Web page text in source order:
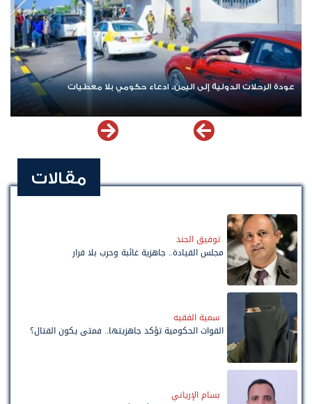
عودة الرحلات الدولية إلى اليمن.. ادعاء حكومي بلا معطيات
مقالات
توفيق الجند
مجلس القيادة.. جاهزية غائبة وحرب بلا قرار
سمية الفقيه
القوات الحكومية تؤكد جاهزيتها.. فمتى يكون القتال؟
بسام الإرياني